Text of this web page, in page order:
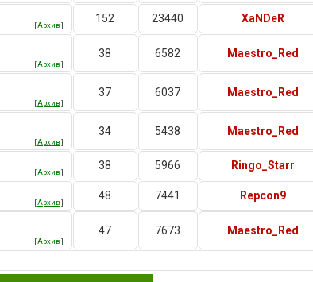
[Архив]
152 23440 XaNDeR
[Архив]
38 6582 Maestro_Red
[Архив]
37 6037 Maestro_Red
[Архив]
34 5438 Maestro_Red
[Архив]
38 5966 Ringo_Starr
[Архив]
48 7441 Repcon9
[Архив]
47 7673 Maestro_Red